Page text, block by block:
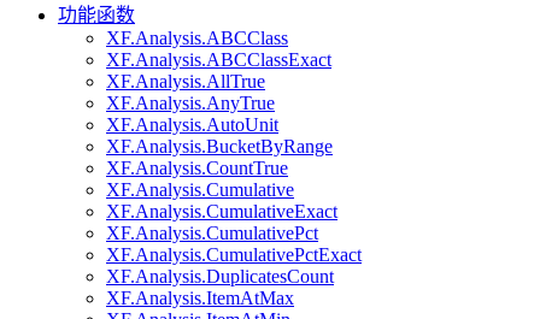
功能函数
XF.Analysis.ABCClass
XF.Analysis.ABCClassExact
XF.Analysis.AllTrue
XF.Analysis.AnyTrue
XF.Analysis.AutoUnit
XF.Analysis.BucketByRange
XF.Analysis.CountTrue
XF.Analysis.Cumulative
XF.Analysis.CumulativeExact
XF.Analysis.CumulativePct
XF.Analysis.CumulativePctExact
XF.Analysis.DuplicatesCount
XF.Analysis.ItemAtMax